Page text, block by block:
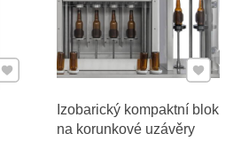
Přidat k Oblíbeným
Izobarický kompaktní blok
na korunkové uzávěry
Přidat k